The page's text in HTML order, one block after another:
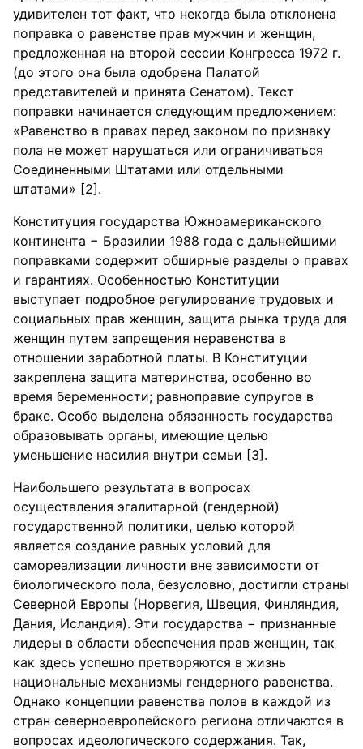
удивителен тот факт, что некогда была отклонена
поправка о равенстве прав мужчин и женщин,
предложенная на второй сессии Конгресса 1972 г.
(до этого она была одобрена Палатой
представителей и принята Сенатом). Текст
поправки начинается следующим предложением:
«Равенство в правах перед законом по признаку
пола не может нарушаться или ограничиваться
Соединенными Штатами или отдельными
штатами» [2].
Конституция государства Южноамериканского
континента − Бразилии 1988 года с дальнейшими
поправками содержит обширные разделы о правах
и гарантиях. Особенностью Конституции
выступает подробное регулирование трудовых и
социальных прав женщин, защита рынка труда для
женщин путем запрещения неравенства в
отношении заработной платы. В Конституции
закреплена защита материнства, особенно во
время беременности; равноправие супругов в
браке. Особо выделена обязанность государства
образовывать органы, имеющие целью
уменьшение насилия внутри семьи [3].
Наибольшего результата в вопросах
осуществления эгалитарной (гендерной)
государственной политики, целью которой
является создание равных условий для
самореализации личности вне зависимости от
биологического пола, безусловно, достигли страны
Северной Европы (Норвегия, Швеция, Финляндия,
Дания, Исландия). Эти государства − признанные
лидеры в области обеспечения прав женщин, так
как здесь успешно претворяются в жизнь
национальные механизмы гендерного равенства.
Однако концепции равенства полов в каждой из
стран северноевропейского региона отличаются в
вопросах идеологического содержания. Так,